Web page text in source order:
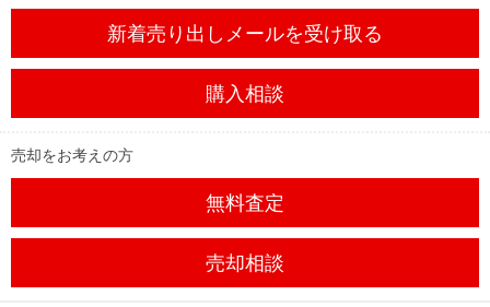
新着売り出しメールを受け取る
購入相談
売却をお考えの方
無料査定
売却相談